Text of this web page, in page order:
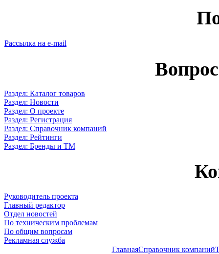
Рассылка на e-mail
Раздел: Каталог товаров
Раздел: Новости
Раздел: О проекте
Раздел: Регистрация
Раздел: Справочник компаний
Раздел: Рейтинги
Раздел: Бренды и ТМ
Руководитель проекта
Главный редактор
Отдел новостей
По техническим проблемам
По общим вопросам
Рекламная служба
ГлавнаяСправочник компаний